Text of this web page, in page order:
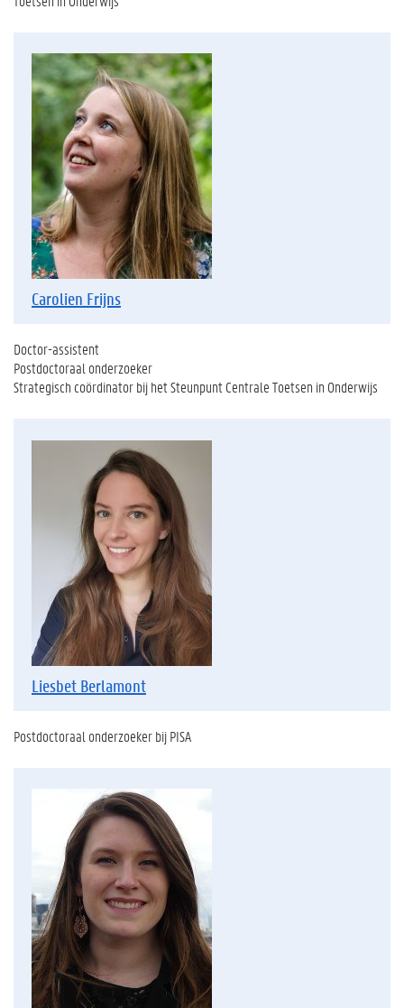
Carolien Frijns
Doctor-assistent
Postdoctoraal onderzoeker
Strategisch coördinator bij het Steunpunt Centrale Toetsen in Onderwijs
Liesbet Berlamont
Postdoctoraal onderzoeker bij PISA